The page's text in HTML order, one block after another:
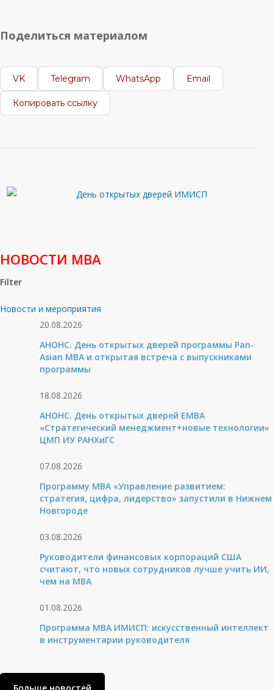
Поделиться материалом
VK Telegram WhatsApp Email
Копировать ссылку
НОВОСТИ МВА
Filter
Новости и мероприятия
20.08.2026
АНОНС. День открытых дверей программы Pan-
Asian MBA и открытая встреча с выпускниками
программы
18.08.2026
АНОНС. День открытых дверей ЕМВА
«Стратегический менеджмент+новые технологии»
ЦМП ИУ РАНХиГС
07.08.2026
Программу MBA «Управление развитием:
стратегия, цифра, лидерство» запустили в Нижнем
Новгороде
03.08.2026
Руководители финансовых корпораций США
считают, что новых сотрудников лучше учить ИИ,
чем на МВА
01.08.2026
Программа MBA ИМИСП: искусственный интеллект
в инструментарии руководителя